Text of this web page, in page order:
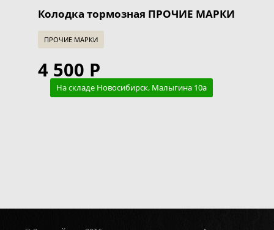
Колодка тормозная ПРОЧИЕ МАРКИ
ПРОЧИЕ МАРКИ
4 500 Р
На складе Новосибирск, Малыгина 10а